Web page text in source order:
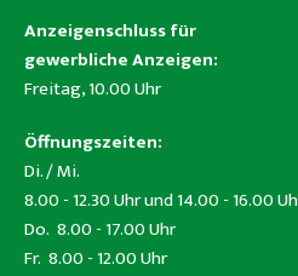
Anzeigenschluss für
gewerbliche Anzeigen:
Freitag, 10.00 Uhr
Öffnungszeiten:
Di. / Mi.
8.00 - 12.30 Uhr und 14.00 - 16.00
Do. 8.00 - 17.00 Uhr
Fr. 8.00 - 12.00 Uhr